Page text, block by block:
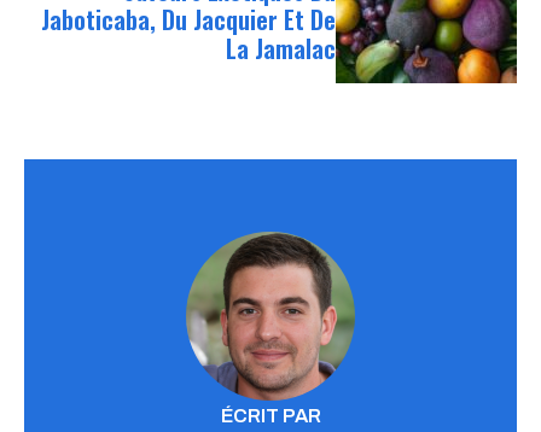
Jaboticaba, Du Jacquier Et De
La Jamalac
ÉCRIT PAR